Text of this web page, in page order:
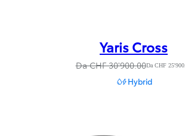
Yaris Cross
Da CHF 30'900.00Da CHF
Hybrid